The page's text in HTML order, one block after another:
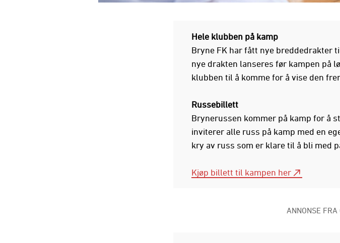
Hele klubben på kamp
Bryne FK har fått nye breddedrakter
nye drakten lanseres før kampen på
klubben til å komme for å vise den
Russebillett
Brynerussen kommer på kamp for å
inviterer alle russ på kamp med en
kry av russ som er klare til å bli med
Kjøp billett til kampen her
ANNONSE